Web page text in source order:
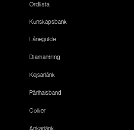
Ordlista
Kunskapsbank
Låneguide
Diamantring
Kejsarlänk
Pärlhalsband
Collier
Ankarlänk